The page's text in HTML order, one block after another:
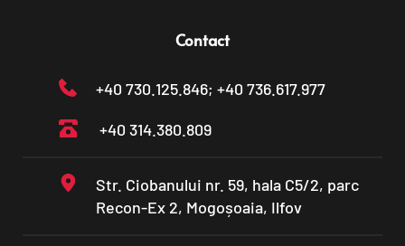
Contact
+40 730.125.846; +40 736.617.977
+40 314.380.809
Str. Ciobanului nr. 59, hala C5/2, parc
Recon-Ex 2, Mogoșoaia, Ilfov